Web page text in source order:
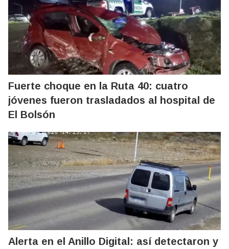
Fuerte choque en la Ruta 40: cuatro
jóvenes fueron trasladados al hospital de
El Bolsón
Alerta en el Anillo Digital: así detectaron y